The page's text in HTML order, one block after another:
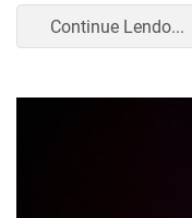
Continue Lendo...